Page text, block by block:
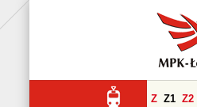
Z Z1 Z2